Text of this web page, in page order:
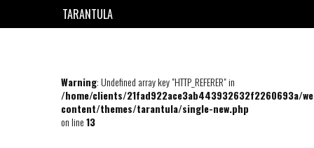
TARANTULA
Warning: Undefined array key "HTTP_REFERER" in
/home/clients/21fad922ace3ab443932632f2260693a/
content/themes/tarantula/single-new.php
on line13